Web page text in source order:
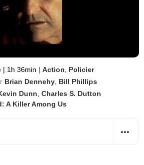
| 1h 36min | Action
Policier
Brian Dennehy Bill Phillips
Dunn Charles S. Dutton
A Killer Among Us